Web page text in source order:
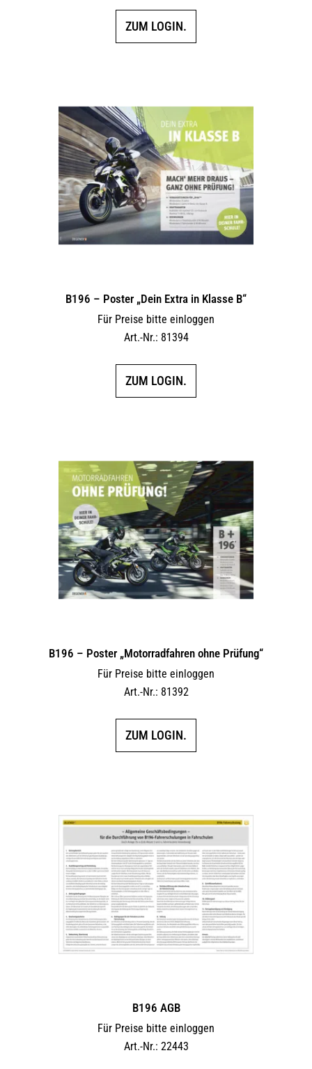
ZUM LOGIN.
B196 – Poster „Dein Extra in Klasse B“
Für Preise bitte einloggen
Art.-Nr.: 81394
ZUM LOGIN.
B196 – Poster „Motorradfahren ohne Prüfung“
Für Preise bitte einloggen
Art.-Nr.: 81392
ZUM LOGIN.
B196 AGB
Für Preise bitte einloggen
Art.-Nr.: 22443